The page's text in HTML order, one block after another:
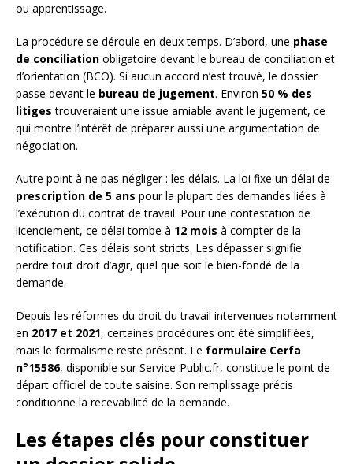
ou apprentissage.
La procédure se déroule en deux temps. D’abord, une phase
de conciliation obligatoire devant le bureau de conciliation et
d’orientation (BCO). Si aucun accord n’est trouvé, le dossier
passe devant le bureau de jugement. Environ 50 % des
litiges trouveraient une issue amiable avant le jugement, ce
qui montre l’intérêt de préparer aussi une argumentation de
négociation.
Autre point à ne pas négliger : les délais. La loi fixe un délai de
prescription de 5 ans pour la plupart des demandes liées à
l’exécution du contrat de travail. Pour une contestation de
licenciement, ce délai tombe à 12 mois à compter de la
notification. Ces délais sont stricts. Les dépasser signifie
perdre tout droit d’agir, quel que soit le bien-fondé de la
demande.
Depuis les réformes du droit du travail intervenues notamment
en 2017 et 2021, certaines procédures ont été simplifiées,
mais le formalisme reste présent. Le formulaire Cerfa
n°15586, disponible sur Service-Public.fr, constitue le point de
départ officiel de toute saisine. Son remplissage précis
conditionne la recevabilité de la demande.
Les étapes clés pour constituer